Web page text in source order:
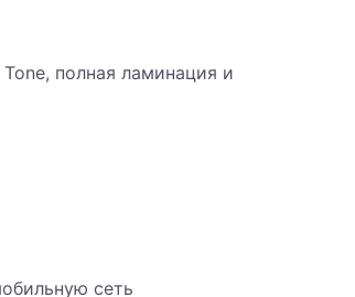
полная ламинация и
сеть